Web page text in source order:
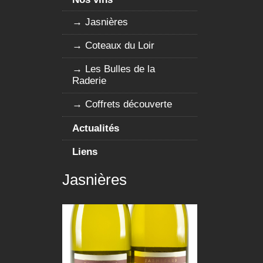
Jasnières
Coteaux du Loir
Les Bulles de la
Raderie
Coffrets découverte
Actualités
Liens
Jasnières